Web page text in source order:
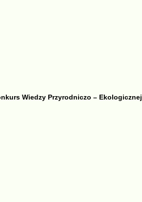
Wiedzy Przyrodniczo – Ekologicznej